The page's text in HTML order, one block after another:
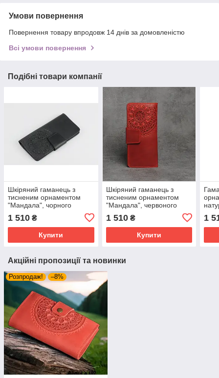
Умови повернення
Повернення товару впродовж 14 днів за домовленістю
Всі умови повернення
Подібні товари компанії
Шкіряний гаманець з
тисненим орнаментом
"Мандала", чорного
21х11 см
1 510 ₴
Купити
Шкіряний гаманець з
тисненим орнаментом
"Мандала", червоного
21х11 см
1 510₴
Купити
1
Акційні пропозиції та новинки
Розпродаж! –8%